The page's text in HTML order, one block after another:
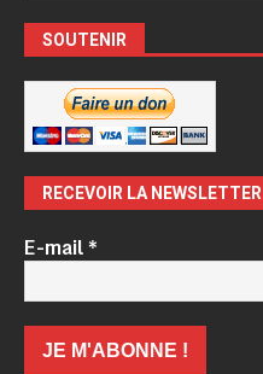
SOUTENIR
RECEVOIR LA NEWSLETTER
E-mail*